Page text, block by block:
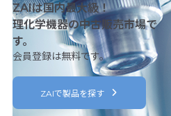
ZAIは国内最大級！
理化学機器の中古販売市場で
す。
会員登録は無料です。
ZAIで製品を探す